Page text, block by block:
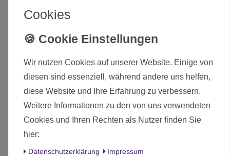
Altersfreigabe
Hersteller Arcane Tinmen
Inhalt 1 Stück
Das passt zu diesem Produkt:
Cookies
Wir nutzen Cookies auf unserer Website. Einige von
diesen sind essenziell, während andere uns helfen,
diese Website und Ihre Erfahrung zu verbessern.
Weitere Informationen zu den von uns verwendeten
Cookies und Ihren Rechten als Nutzer finden Sie
hier:
Daten­schutz­erklärung Impressum